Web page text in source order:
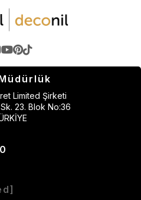
Limited Şirketi
23. Blok No:36